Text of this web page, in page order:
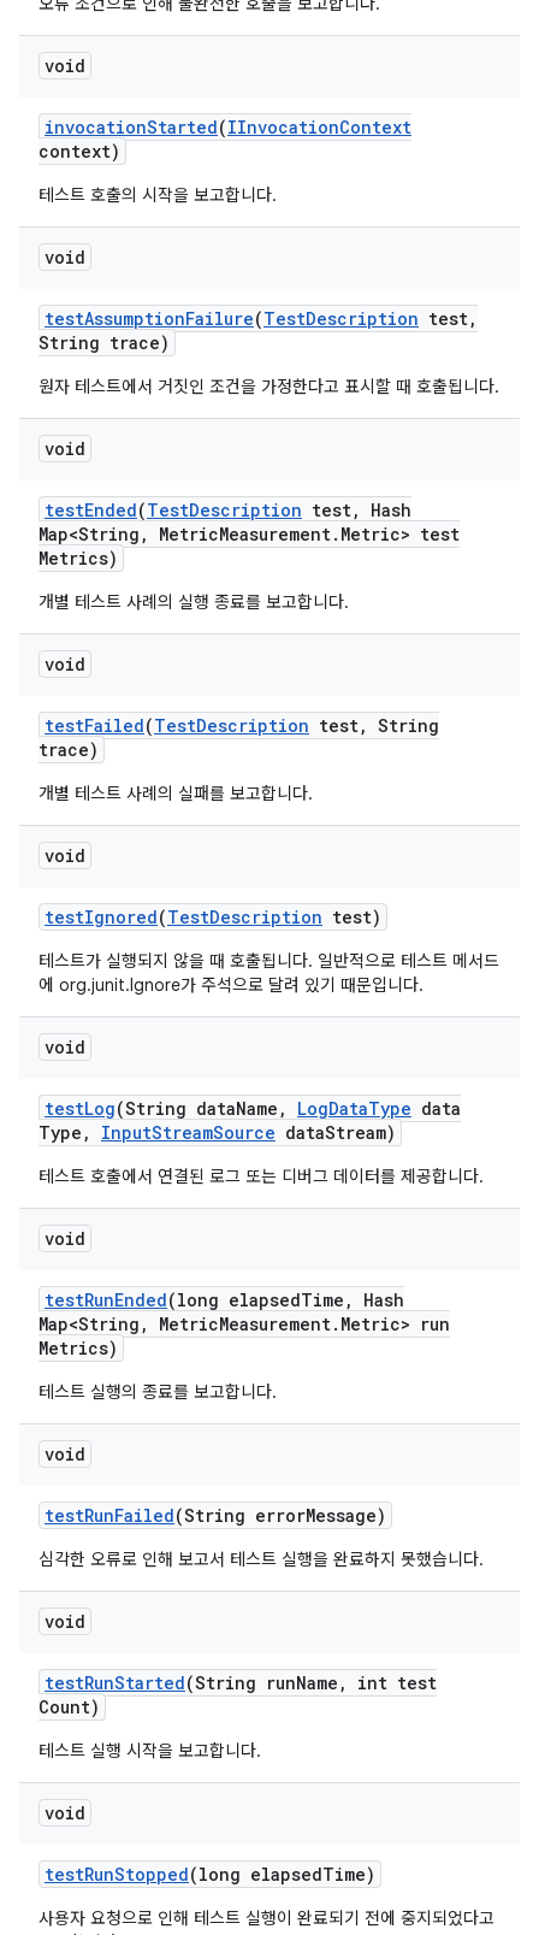
void
invocationStarted(IInvocationContext
context)
테스트 호출의 시작을 보고합니다.
void
testAssumptionFailure(TestDescription test,
String trace)
원자 테스트에서 거짓인 조건을 가정한다고 표시할 때 호출됩니다.
void
testEnded(TestDescription test,
Hash
Map<String , MetricMeasurement. Metric> test
Metrics)
개별 테스트 사례의 실행 종료를 보고합니다.
void
testFailed(TestDescription test, String
trace)
개별 테스트 사례의 실패를 보고합니다.
void
testIgnored(TestDescription test)
테스트가 실행되지 않을 때 호출됩니다. 일반적으로 테스트 메서드
에 org.junit.Ignore가 주석으로 달려 있기 때문입니다.
void
testLog(String dataName , LogDataType data
Type , InputStreamSource dataStream)
테스트 호출에서 연결된 로그 또는 디버그 데이터를 제공합니다.
void
testRunEnded(long elapsedTime ,
Hash
Map<String , MetricMeasurement. Metric> run
Metrics)
테스트 실행의 종료를 보고합니다.
void
testRunFailed(String errorMessage)
심각한 오류로 인해 보고서 테스트 실행을 완료하지 못했습니다.
void
testRunStarted(String runName ,
int test
Count)
테스트 실행 시작을 보고합니다.
void
testRunStopped(long elapsedTime)
사용자 요청으로 인해 테스트 실행이 완료되기 전에 중지되었다고